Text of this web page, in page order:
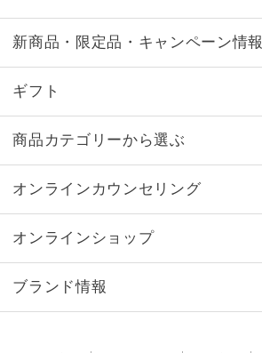
新商品・限定品・キャンペーン情報
ギフト
商品カテゴリーから選ぶ
オンラインカウンセリング
オンラインショップ
ブランド情報